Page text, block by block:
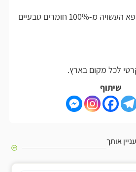
פורמולת צמחי מרפא העשויה מ-100% חומרים טבעיים
לכל מקום בארץ.
שיתוף
אותך